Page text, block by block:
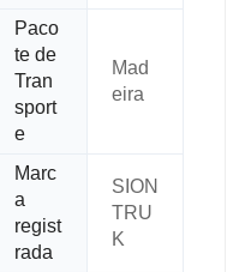
Paco
te de
Tran
sport
e
Mad
eira
Marc
a
regist
rada
SION
TRU
K